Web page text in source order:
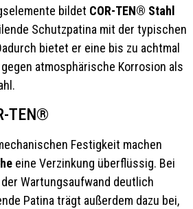
bildet COR-TEN® Stahl
Schutzpatina mit der typischen
bietet er eine bis zu achtmal
atmosphärische Korrosion als
TEN®
Festigkeit machen
eine Verzinkung überflüssig. Bei
Wartungsaufwand deutlich
Patina trägt außerdem dazu bei,